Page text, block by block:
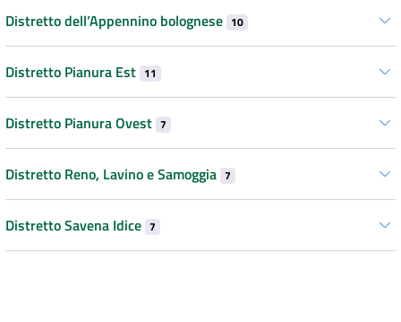
Distretto dell’Appennino bolognese 10
Distretto Pianura Est 11
Distretto Pianura Ovest 7
Distretto Reno, Lavino e Samoggia 7
Distretto Savena Idice 7